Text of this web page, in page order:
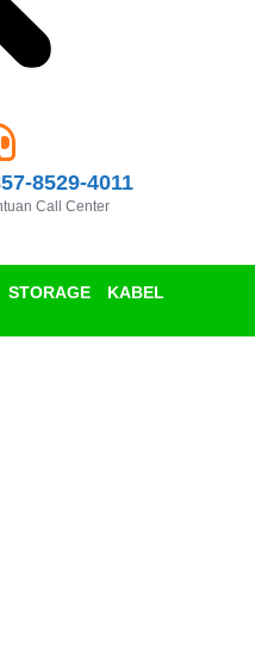
8529-4011
Call Center
STORAGE
KABEL